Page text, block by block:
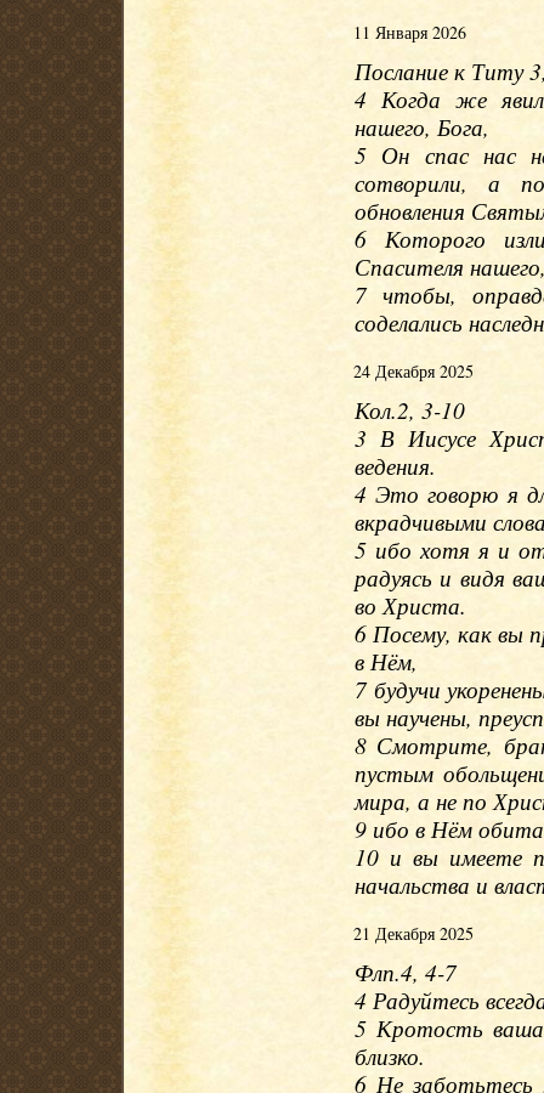
11 Января 2026
Послание к Титу
4 Когда же
нашего, Бога,
5 Он спас нас
сотворили, а
обновления
6 Которого
Спасителя
7 чтобы,
соделались
24 Декабря 2025
Кол.2, 3-10
3 В Иисусе
ведения.
4 Это говорю я
вкрадчивыми
5 ибо хотя я и
радуясь и видя
во Христа.
6 Посему, как вы
в Нём,
7 будучи
вы научены,
8 Смотрите,
пустым
мира, а не по
9 ибо в Нём
10 и вы имеете
начальства и
21 Декабря 2025
Флп.4, 4-7
4 Радуйтесь
5 Кротость ваша
близко.
6 Не заботьтесь